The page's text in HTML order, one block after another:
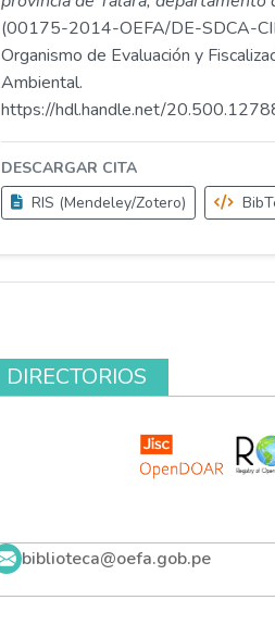
(00175-2014-OEFA/DE-SDCA-
Organismo de Evaluación y
Ambiental.
https://hdl.handle.net/
DESCARGAR CITA
RIS (Mendeley/Zotero)
DIRECTORIOS
biblioteca@oefa.gob.pe